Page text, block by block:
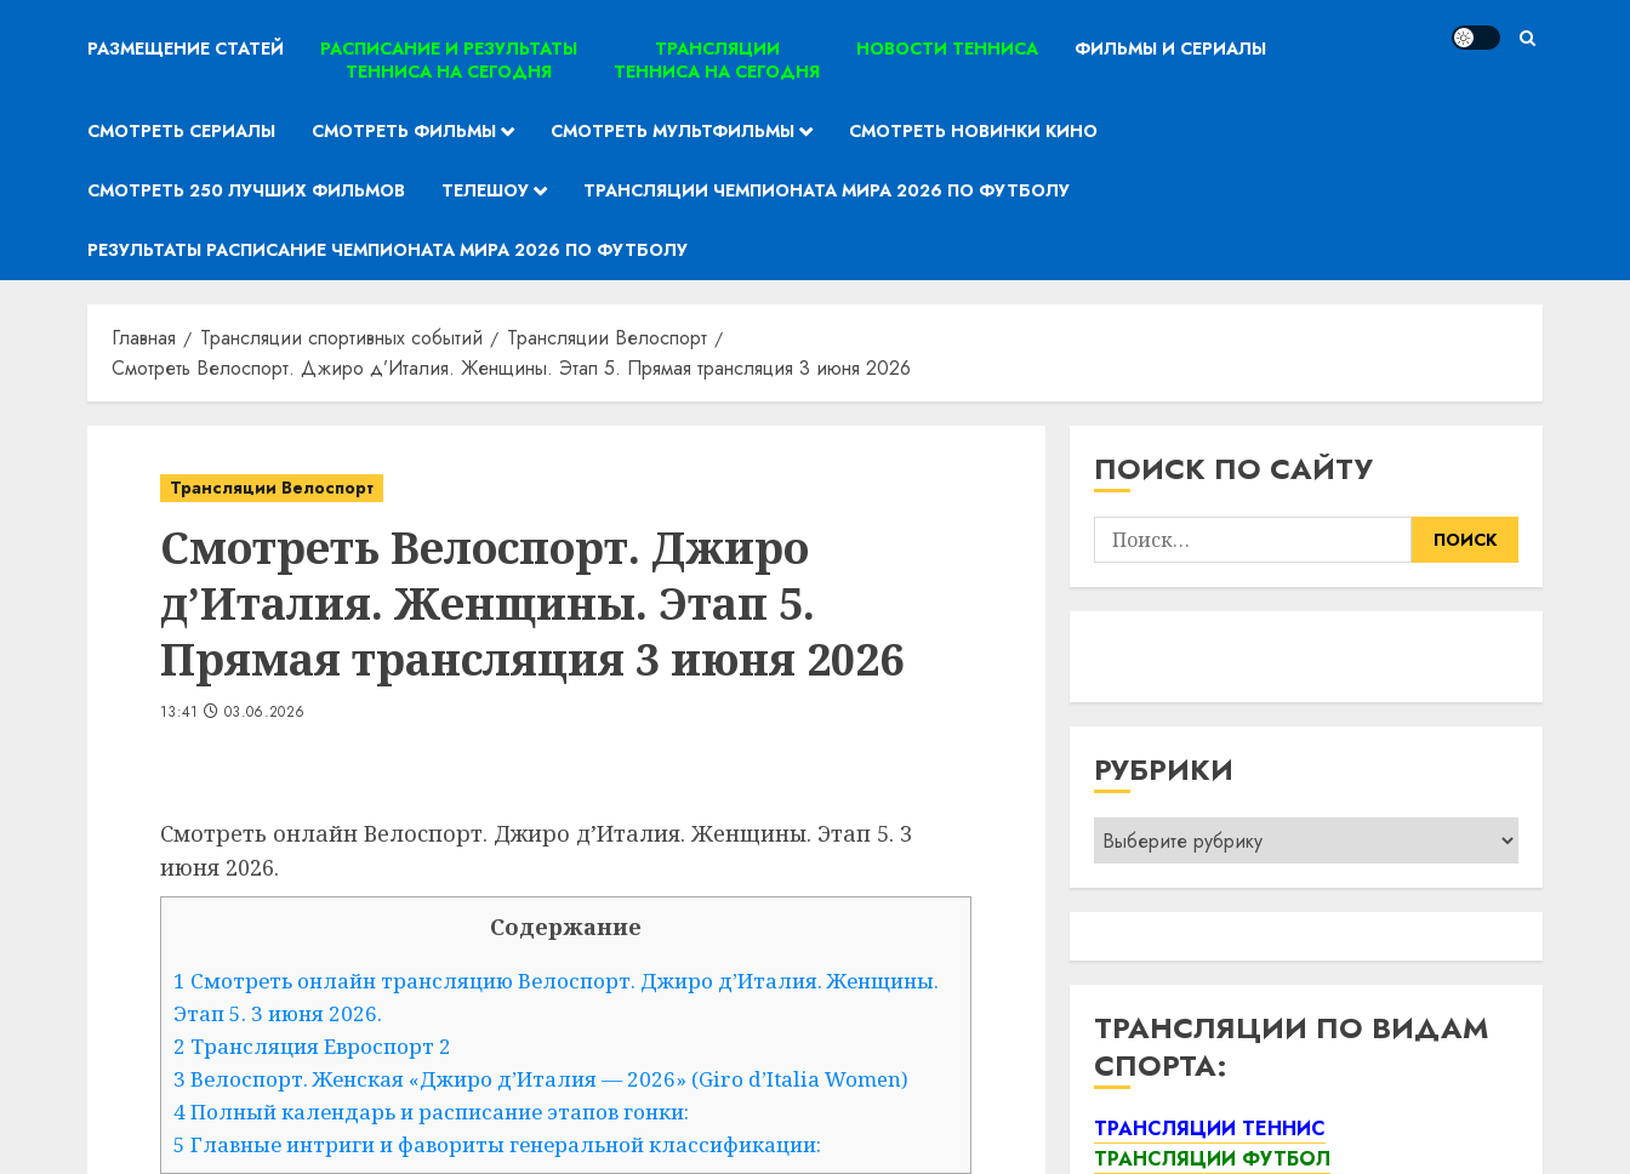
РАЗМЕЩЕНИЕ СТАТЕЙ
РАСПИСАНИЕ И РЕЗУЛЬТАТЫ
ТЕННИСА НА СЕГОДНЯ
ТРАНСЛЯЦИИ
ТЕННИСА НА СЕГОДНЯ
НОВОСТИ ТЕННИСА ФИЛЬМЫ И СЕРИАЛЫ
СМОТРЕТЬ СЕРИАЛЫ СМОТРЕТЬ ФИЛЬМЫ СМОТРЕТЬ МУЛЬТФИЛЬМЫ СМОТРЕТЬ НОВИНКИ КИНО
СМОТРЕТЬ 250 ЛУЧШИХ ФИЛЬМОВ ТЕЛЕШОУ ТРАНСЛЯЦИИ ЧЕМПИОНАТА МИРА 2026 ПО ФУТБОЛУ
РЕЗУЛЬТАТЫ РАСПИСАНИЕ ЧЕМПИОНАТА МИРА 2026 ПО ФУТБОЛУ
Главная Трансляции спортивных событий
Трансляции Велоспорт
Смотреть Велоспорт. Джиро д’Италия. Женщины. Этап 5. Прямая трансляция 3 июня 2026
Трансляции Велоспорт
Смотреть Велоспорт. Джиро
д’Италия. Женщины. Этап 5.
Прямая трансляция 3 июня 2026
13:41 03.06.2026
Смотреть онлайн Велоспорт. Джиро д’Италия. Женщины. Этап 5. 3
июня 2026.
Содержание
1 Смотреть онлайн трансляцию Велоспорт. Джиро д’Италия. Женщины.
Этап 5. 3 июня 2026.
2 Трансляция Евроспорт 2
3 Велоспорт. Женская «Джиро д’Италия — 2026» (Giro d’Italia Women)
4 Полный календарь и расписание этапов гонки:
5 Главные интриги и фавориты генеральной классификации:
ПОИСК ПО САЙТУ
Найти:
РУБРИКИ
Рубрики
ТРАНСЛЯЦИИ ПО ВИДАМ
СПОРТА:
ТРАНСЛЯЦИИ ТЕННИС
ТРАНСЛЯЦИИ ФУТБОЛ